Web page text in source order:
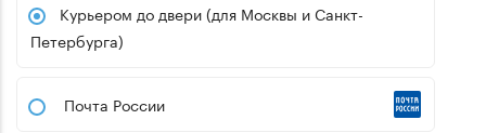
Курьером до двери (для Москвы и Санкт-
Петербурга)
Почта России